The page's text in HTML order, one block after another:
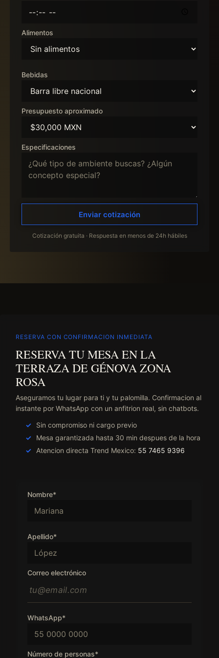
Alimentos
Bebidas
Presupuesto aproximado
Especificaciones
Enviar cotización
Cotización gratuita · Respuesta en menos de 24h hábiles
RESERVA CON CONFIRMACION INMEDIATA
RESERVA TU MESA EN LA
TERRAZA DE GÉNOVA ZONA
ROSA
Aseguramos tu lugar para ti y tu palomilla. Confirmacion al
instante por WhatsApp con un anfitrion real, sin chatbots.
Sin compromiso ni cargo previo
Mesa garantizada hasta 30 min despues de la hora
Atencion directa Trend Mexico: 55 7465 9396
Nombre*
Apellido*
Correo electrónico
WhatsApp*
Número de personas*